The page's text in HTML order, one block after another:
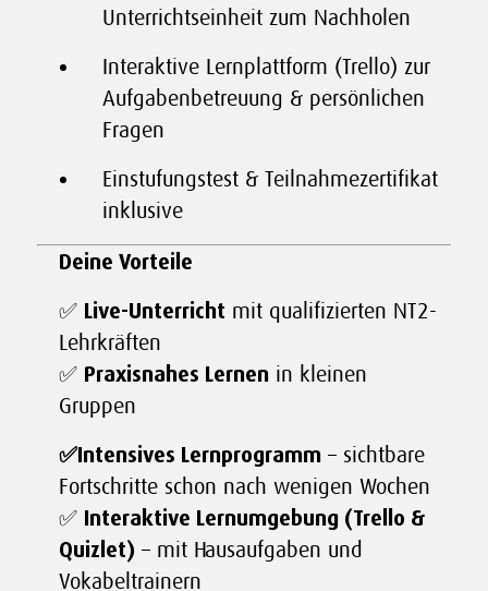
Unterrichtseinheit zum Nachholen
Interaktive Lernplattform (Trello) zur
Aufgabenbetreuung & persönlichen
Fragen
Einstufungstest & Teilnahmezertifikat
inklusive
Deine Vorteile
✅ Live-Unterricht mit qualifizierten NT2-
Lehrkräften
✅ Praxisnahes Lernen in kleinen
Gruppen
✅Intensives Lernprogramm – sichtbare
Fortschritte schon nach wenigen Wochen
✅ Interaktive Lernumgebung (Trello &
Quizlet) – mit Hausaufgaben und
Vokabeltrainern